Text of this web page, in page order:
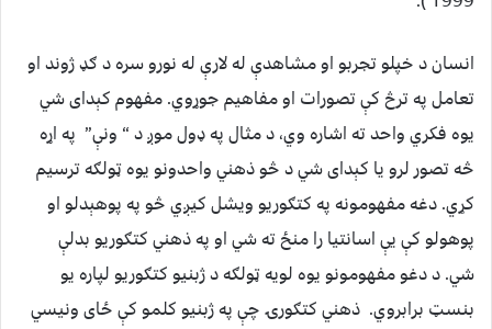
انسان د خپلو تجربو او مشاهدې له لارې له نورو سره د ګډ ژوند او
تعامل په ترڅ کې تصورات او مفاهیم جوړوي. مفهوم کېدای شي
یوه فکري واحد ته اشاره وي، د مثال په ډول موږ د “ ونې” په اړه
څه تصور لرو یا کېدای شي د څو ذهني واحدونو یوه ټولګه ترسیم
کړي. دغه مفهومونه په کتګوریو ویشل کیږي څو په پوهېدلو او
پوهولو کې یې اسانتیا را منځ ته شي او په ذهني کتګوریو بدلې
شي. د دغو مفهومونو یوه لویه ټولګه د ژبنیو کتګوریو لپاره یو
بنسټ برابروي. ذهني کتګورۍ چې په ژبنیو کلمو کې ځای ونیسي